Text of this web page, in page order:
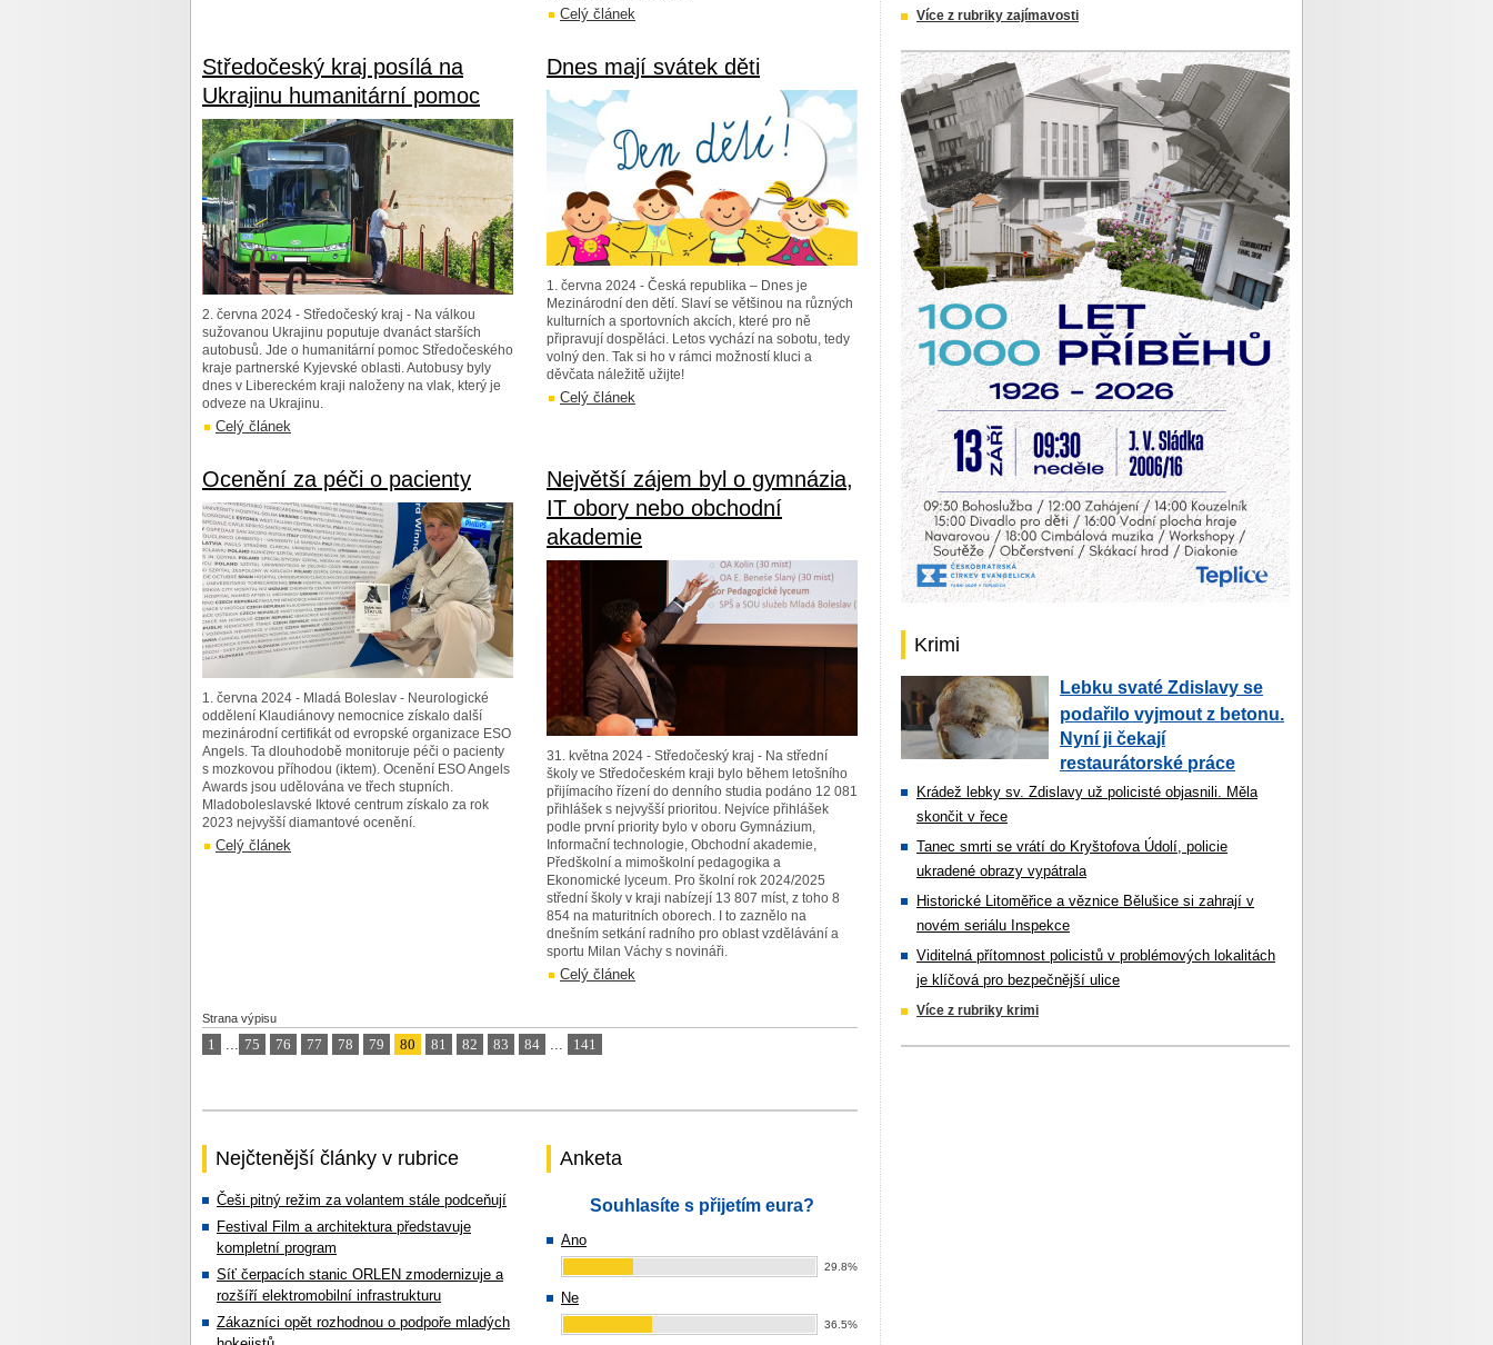
Celý článek
Středočeský kraj posílá na
Ukrajinu humanitární pomoc
2. června 2024 - Středočeský kraj - Na válkou
sužovanou Ukrajinu poputuje dvanáct starších
autobusů. Jde o humanitární pomoc Středočeského
kraje partnerské Kyjevské oblasti. Autobusy byly
dnes v Libereckém kraji naloženy na vlak, který je
odveze na Ukrajinu.
Celý článek
Dnes mají svátek děti
1. června 2024 - Česká republika – Dnes je
Mezinárodní den dětí. Slaví se většinou na různých
kulturních a sportovních akcích, které pro ně
připravují dospěláci. Letos vychází na sobotu, tedy
volný den. Tak si ho v rámci možností kluci a
děvčata náležitě užijte!
Celý článek
Ocenění za péči o pacienty
1. června 2024 - Mladá Boleslav - Neurologické
oddělení Klaudiánovy nemocnice získalo další
mezinárodní certifikát od evropské organizace ESO
Angels. Ta dlouhodobě monitoruje péči o pacienty
s mozkovou příhodou (iktem). Ocenění ESO Angels
Awards jsou udělována ve třech stupních.
Mladoboleslavské Iktové centrum získalo za rok
2023 nejvyšší diamantové ocenění.
Celý článek
Největší zájem byl o gymnázia,
IT obory nebo obchodní
akademie
31. května 2024 - Středočeský kraj - Na střední
školy ve Středočeském kraji bylo během letošního
přijímacího řízení do denního studia podáno 12 081
přihlášek s nejvyšší prioritou. Nejvíce přihlášek
podle první priority bylo v oboru Gymnázium,
Informační technologie, Obchodní akademie,
Předškolní a mimoškolní pedagogika a
Ekonomické lyceum. Pro školní rok 2024/2025
střední školy v kraji nabízejí 13 807 míst, z toho 8
854 na maturitních oborech. I to zaznělo na
dnešním setkání radního pro oblast vzdělávání a
sportu Milan Váchy s novináři.
Celý článek
Strana výpisu
1 ... 75 76 77 78 79 80 81 82 83 84 ... 141
Nejčtenější články v rubrice
Češi pitný režim za volantem stále podceňují
Festival Film a architektura představuje
kompletní program
Síť čerpacích stanic ORLEN zmodernizuje a
rozšíří elektromobilní infrastrukturu
Zákazníci opět rozhodnou o podpoře mladých
Anketa
Souhlasíte s přijetím eura?
Ano
29.8%
Ne
36.5%
Více z rubriky zajímavosti
Krimi
Lebku svaté Zdislavy se
podařilo vyjmout z betonu.
Nyní ji čekají
restaurátorské práce
Krádež lebky sv. Zdislavy už policisté objasnili. Měla
skončit v řece
Tanec smrti se vrátí do Kryštofova Údolí, policie
ukradené obrazy vypátrala
Historické Litoměřice a věznice Bělušice si zahrají v
novém seriálu Inspekce
Viditelná přítomnost policistů v problémových lokalitách
je klíčová pro bezpečnější ulice
Více z rubriky krimi